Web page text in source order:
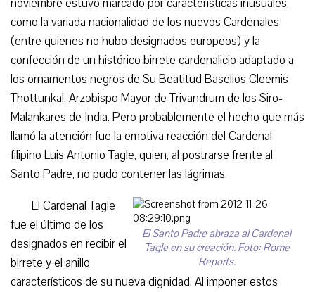
como la variada nacionalidad de los nuevos Cardenales
(entre quienes no hubo designados europeos) y la
confección de un histórico birrete cardenalicio adaptado a
los ornamentos negros de Su Beatitud Baselios Cleemis
Thottunkal, Arzobispo Mayor de Trivandrum de los Siro-
Malankares de India. Pero probablemente el hecho que más
llamó la atención fue la emotiva reacción del Cardenal
filipino Luis Antonio Tagle, quien, al postrarse frente al
Santo Padre, no pudo contener las lágrimas.
El Santo Padre abraza al Cardenal
Tagle en su creación. Foto: Rome
Reports.
El Cardenal Tagle
fue el último de los
designados en recibir el
birrete y el anillo
característicos de su nueva dignidad. Al imponer estos